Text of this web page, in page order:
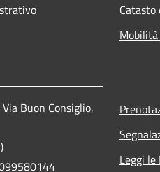
Buon Consiglio,
Leggi le